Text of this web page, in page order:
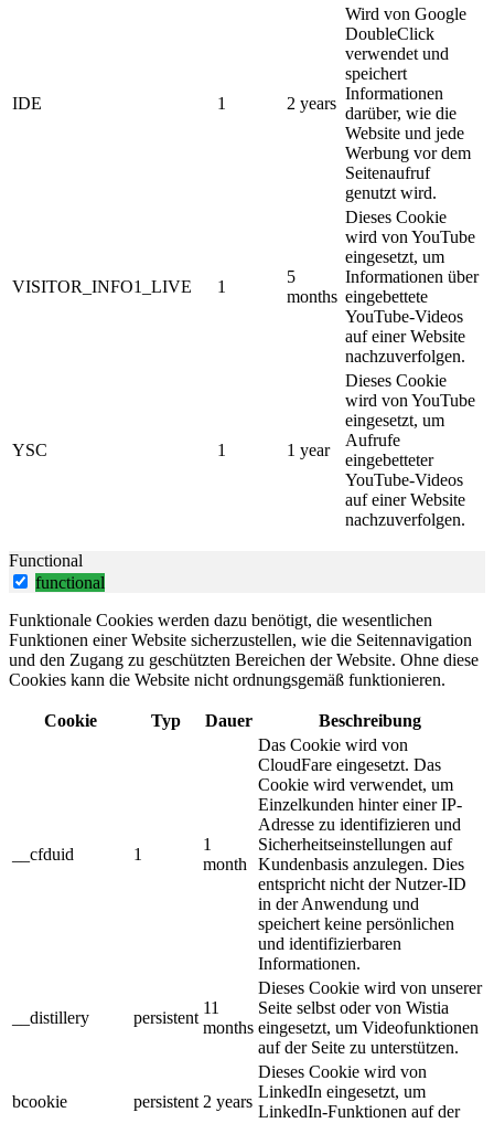
IDE 1 2 years
Wird von Google
DoubleClick
verwendet und
speichert
Informationen
darüber, wie die
Website und jede
Werbung vor dem
Seitenaufruf
genutzt wird.
VISITOR_INFO1_LIVE 1
5
months
Dieses Cookie
wird von YouTube
eingesetzt, um
Informationen über
eingebettete
YouTube-Videos
auf einer Website
nachzuverfolgen.
YSC 1 1 year
Dieses Cookie
wird von YouTube
eingesetzt, um
Aufrufe
eingebetteter
YouTube-Videos
auf einer Website
nachzuverfolgen.
Functional
functional
Funktionale Cookies werden dazu benötigt, die wesentlichen
Funktionen einer Website sicherzustellen, wie die Seitennavigation
und den Zugang zu geschützten Bereichen der Website. Ohne diese
Cookies kann die Website nicht ordnungsgemäß funktionieren.
Cookie Typ Dauer Beschreibung
__cfduid 1
1
month
Das Cookie wird von
CloudFare eingesetzt. Das
Cookie wird verwendet, um
Einzelkunden hinter einer IP-
Adresse zu identifizieren und
Sicherheitseinstellungen auf
Kundenbasis anzulegen. Dies
entspricht nicht der Nutzer-ID
in der Anwendung und
speichert keine persönlichen
und identifizierbaren
Informationen.
__distillery persistent
11
months
Dieses Cookie wird von unserer
Seite selbst oder von Wistia
eingesetzt, um Videofunktionen
auf der Seite zu unterstützen.
bcookie persistent 2 years
Dieses Cookie wird von
LinkedIn eingesetzt, um
LinkedIn-Funktionen auf der